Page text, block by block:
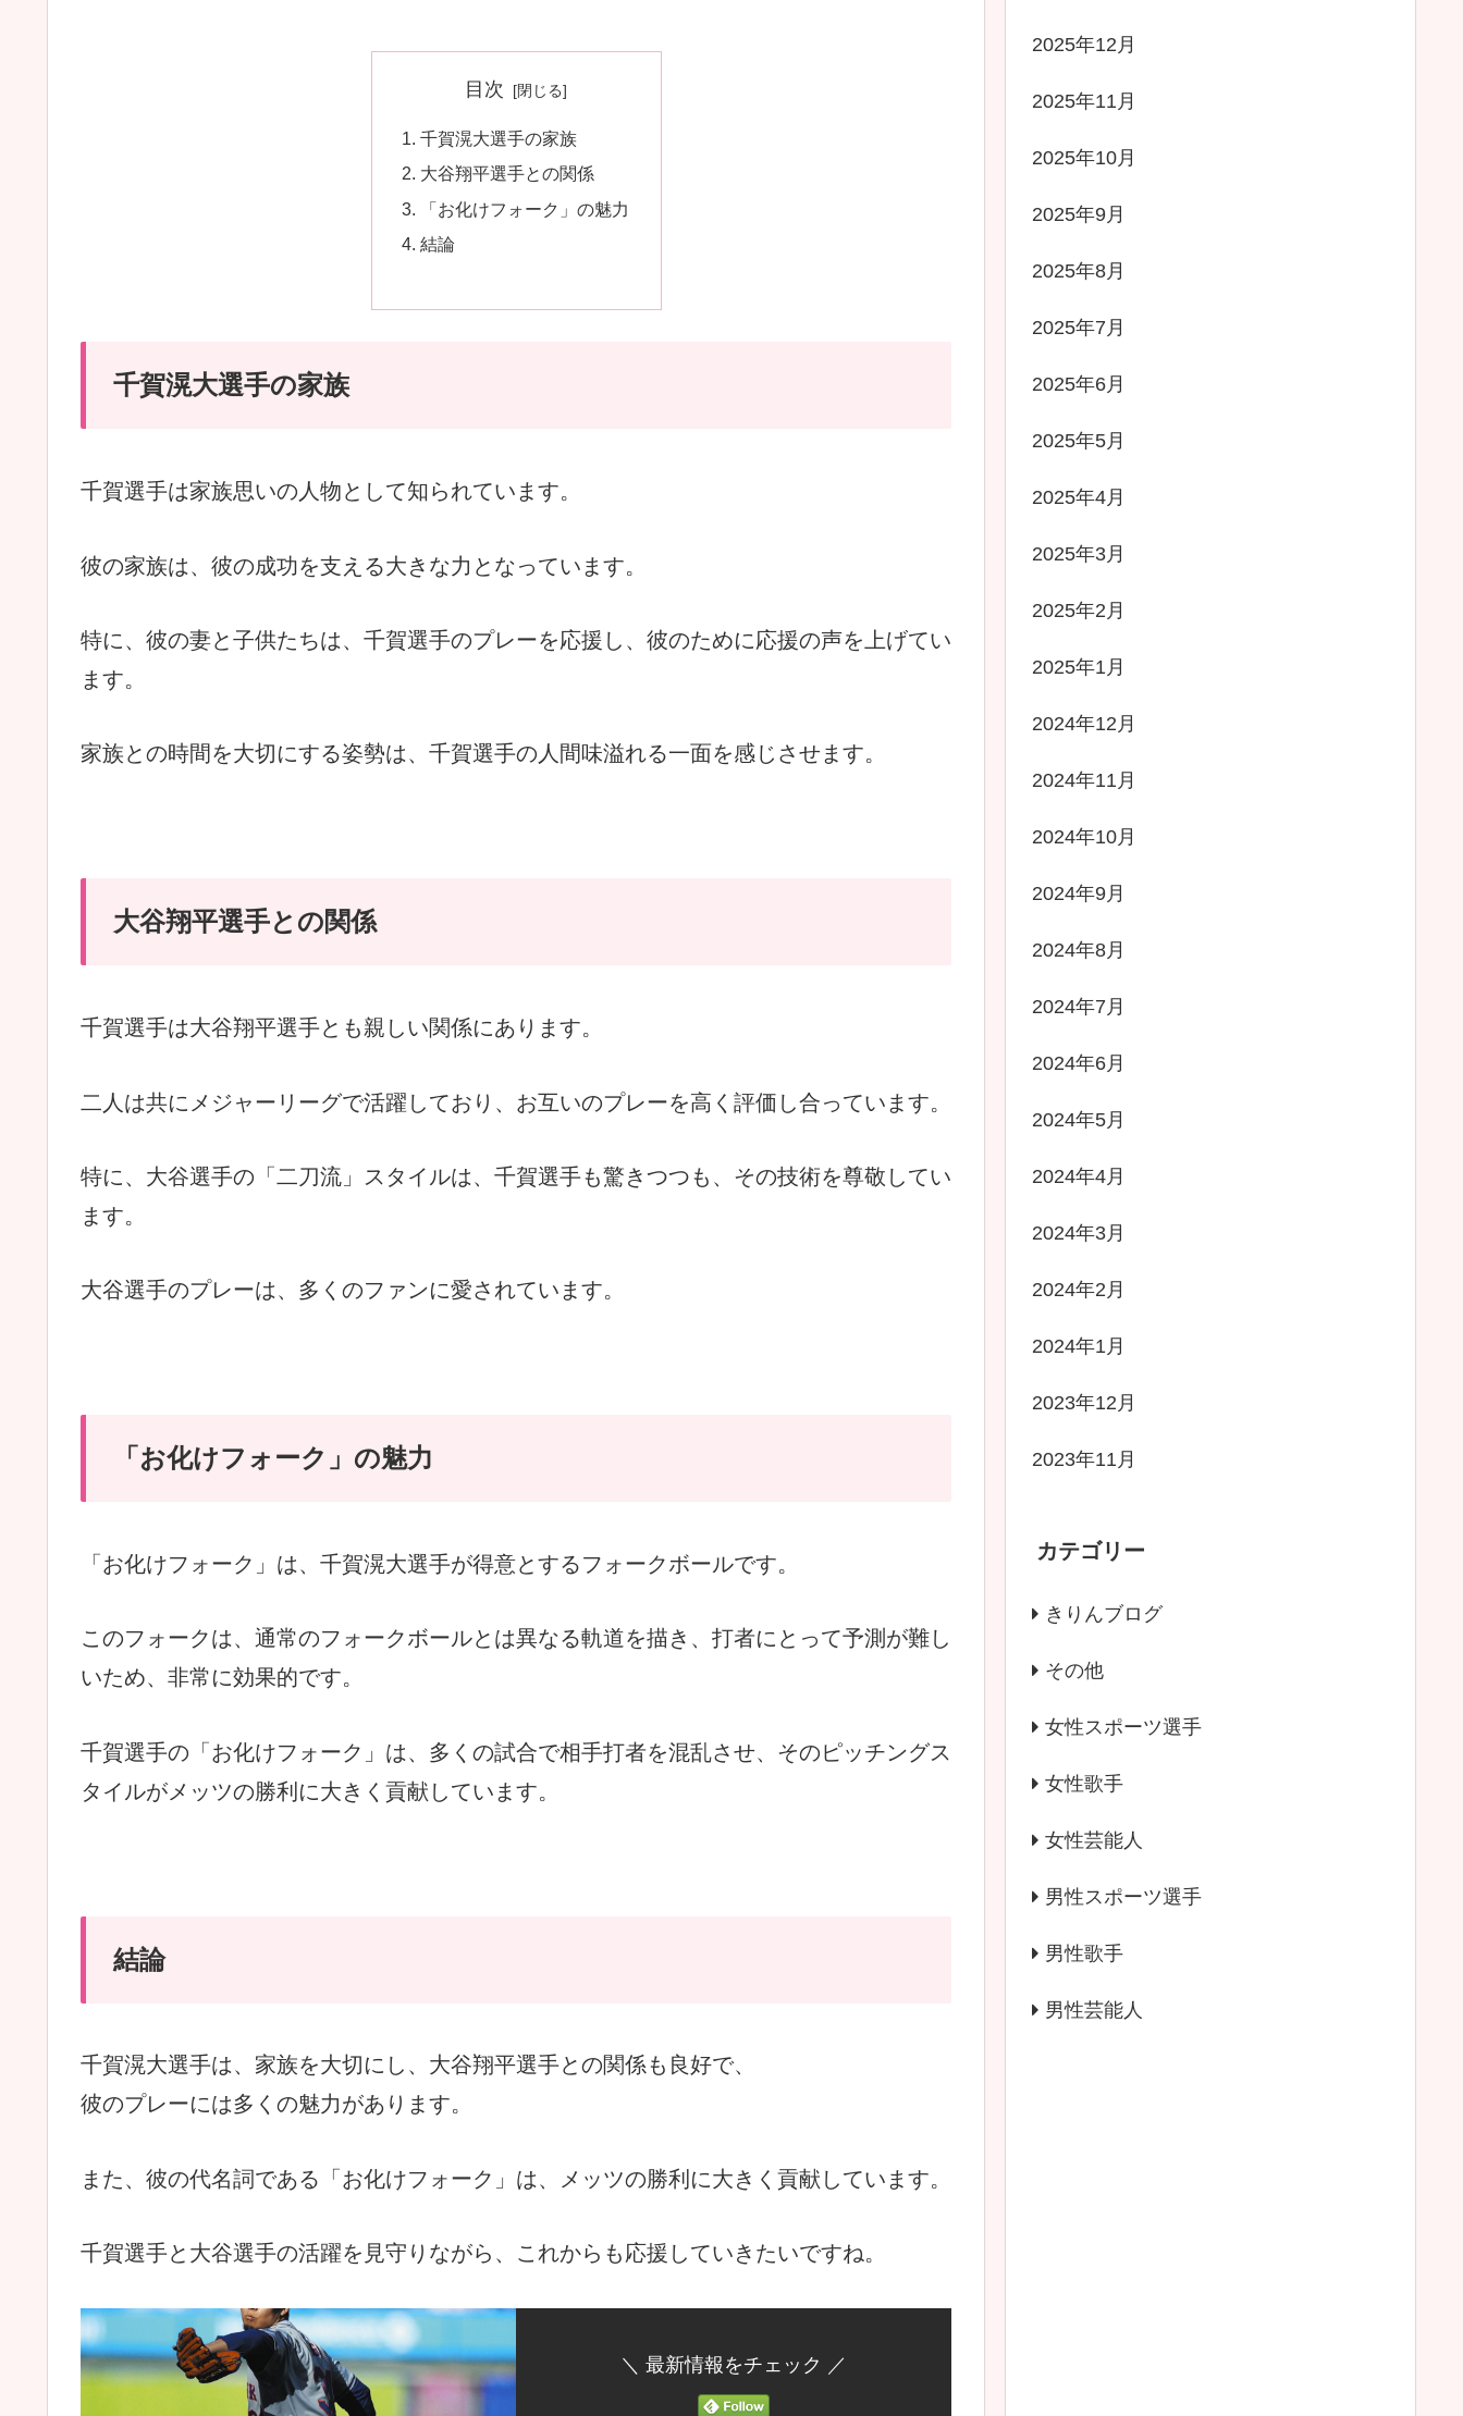
目次
千賀滉大選手の家族
大谷翔平選手との関係
「お化けフォーク」の魅力
結論
千賀滉大選手の家族
千賀選手は家族思いの人物として知られています。
彼の家族は、彼の成功を支える大きな力となっています。
特に、彼の妻と子供たちは、千賀選手のプレーを応援し、彼のために応援の声を上げてい
ます。
家族との時間を大切にする姿勢は、千賀選手の人間味溢れる一面を感じさせます。
大谷翔平選手との関係
千賀選手は大谷翔平選手とも親しい関係にあります。
二人は共にメジャーリーグで活躍しており、お互いのプレーを高く評価し合っています。
特に、大谷選手の「二刀流」スタイルは、千賀選手も驚きつつも、その技術を尊敬してい
ます。
大谷選手のプレーは、多くのファンに愛されています。
「お化けフォーク」の魅力
「お化けフォーク」は、千賀滉大選手が得意とするフォークボールです。
このフォークは、通常のフォークボールとは異なる軌道を描き、打者にとって予測が難し
いため、非常に効果的です。
千賀選手の「お化けフォーク」は、多くの試合で相手打者を混乱させ、そのピッチングス
タイルがメッツの勝利に大きく貢献しています。
結論
千賀滉大選手は、家族を大切にし、大谷翔平選手との関係も良好で、
彼のプレーには多くの魅力があります。
また、彼の代名詞である「お化けフォーク」は、メッツの勝利に大きく貢献しています。
千賀選手と大谷選手の活躍を見守りながら、これからも応援していきたいですね。
＼ 最新情報をチェック ／
2025年12月
2025年11月
2025年10月
2025年9月
2025年8月
2025年7月
2025年6月
2025年5月
2025年4月
2025年3月
2025年2月
2025年1月
2024年12月
2024年11月
2024年10月
2024年9月
2024年8月
2024年7月
2024年6月
2024年5月
2024年4月
2024年3月
2024年2月
2024年1月
2023年12月
2023年11月
カテゴリー
きりんブログ
その他
女性スポーツ選手
女性歌手
女性芸能人
男性スポーツ選手
男性歌手
男性芸能人